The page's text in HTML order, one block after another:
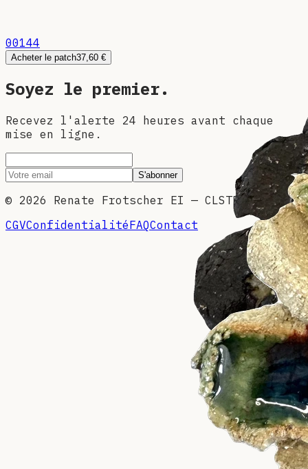
00144
Acheter le patch37,60 €
Soyez le premier.
Recevez l'alerte 24 heures avant chaque
mise en ligne.
S'abonner
© 2026 Renate Frotscher EI — CLSTR
CGVConfidentialitéFAQContact